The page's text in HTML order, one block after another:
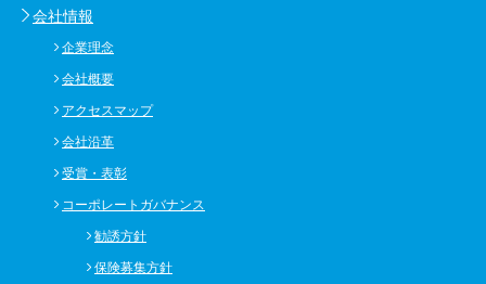
会社情報
企業理念
会社概要
アクセスマップ
会社沿革
受賞・表彰
コーポレートガバナンス
勧誘方針
保険募集方針